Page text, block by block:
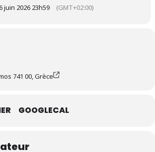
juin 2026 23h59 (GMT+02:00)
741 00, Grèce
GOOGLECAL